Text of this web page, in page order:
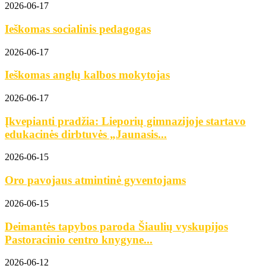
2026-06-17
Ieškomas socialinis pedagogas
2026-06-17
Ieškomas anglų kalbos mokytojas
2026-06-17
Įkvepianti pradžia: Lieporių gimnazijoje startavo
edukacinės dirbtuvės „Jaunasis...
2026-06-15
Oro pavojaus atmintinė gyventojams
2026-06-15
Deimantės tapybos paroda Šiaulių vyskupijos
Pastoracinio centro knygyne...
2026-06-12